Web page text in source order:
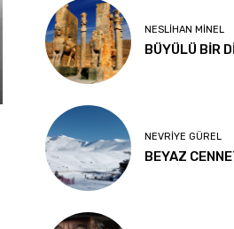
NESLIHAN MINEL
BÜYÜLÜ BİR
NEVRIYE GÜREL
BEYAZ